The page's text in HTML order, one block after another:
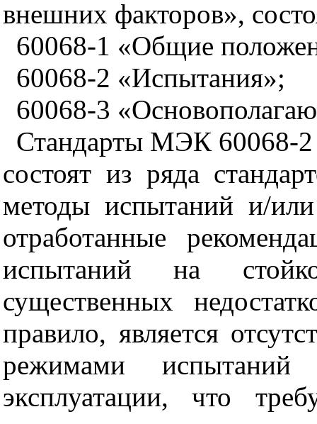
внешних факторов»,
60068-1 «Общие
60068-2 «Испытания»;
60068-3
Стандарты МЭК 60068-
состоят из ряда
методы испытаний и/
отработанные
испытаний на
существенных
правило, является
режимами
эксплуатации, что